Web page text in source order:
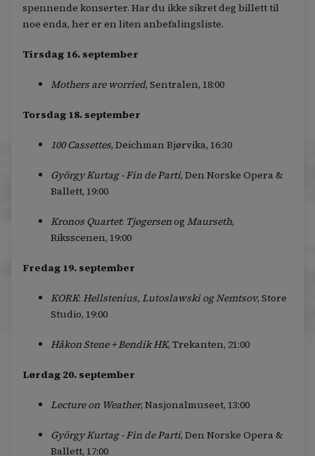
spennende konserter. Har du ikke sikret deg billett til
noe enda, her er en liten anbefalingsliste.
Tirsdag 16. september
Mothers are worried, Sentralen, 18:00
Torsdag 18. september
100 Cassettes, Deichman Bjørvika, 16:30
György Kurtag - Fin de Parti, Den Norske Opera &
Ballett, 19:00
Kronos Quartet: Tjøgersenog Maurseth,
Riksscenen, 19:00
Fredag 19. september
KORK: Hellstenius, Lutoslawski og Nemtsov, Store
Studio, 19:00
Håkon Stene + Bendik HK, Trekanten, 21:00
Lørdag 20. september
Lecture on Weather, Nasjonalmuseet, 13:00
György Kurtag - Fin de Parti, Den Norske Opera &
Ballett, 17:00